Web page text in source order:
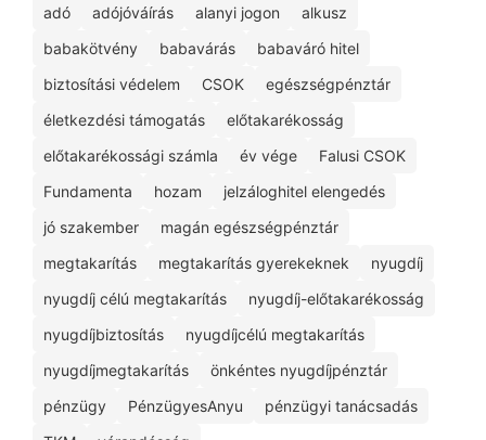
adó adójóváírás alanyi jogon
alkusz
babakötvény
babavárás
babaváró hitel
biztosítási védelem
CSOK
egészségpénztár
életkezdési támogatás
előtakarékosság
előtakarékossági számla
év vége
Falusi CSOK
Fundamenta
hozam
jelzáloghitel elengedés
jó szakember
magán egészségpénztár
megtakarítás
megtakarítás gyerekeknek
nyugdíj
nyugdíj célú megtakarítás
nyugdíj-előtakarékosság
nyugdíjbiztosítás
nyugdíjcélú megtakarítás
nyugdíjmegtakarítás
önkéntes nyugdíjpénztár
pénzügy
PénzügyesAnyu
pénzügyi tanácsadás